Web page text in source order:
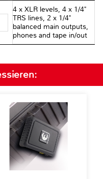
4 x XLR levels, 4 x 1/4"
TRS lines, 2 x 1/4"
balanced main outputs,
phones and tape in/out